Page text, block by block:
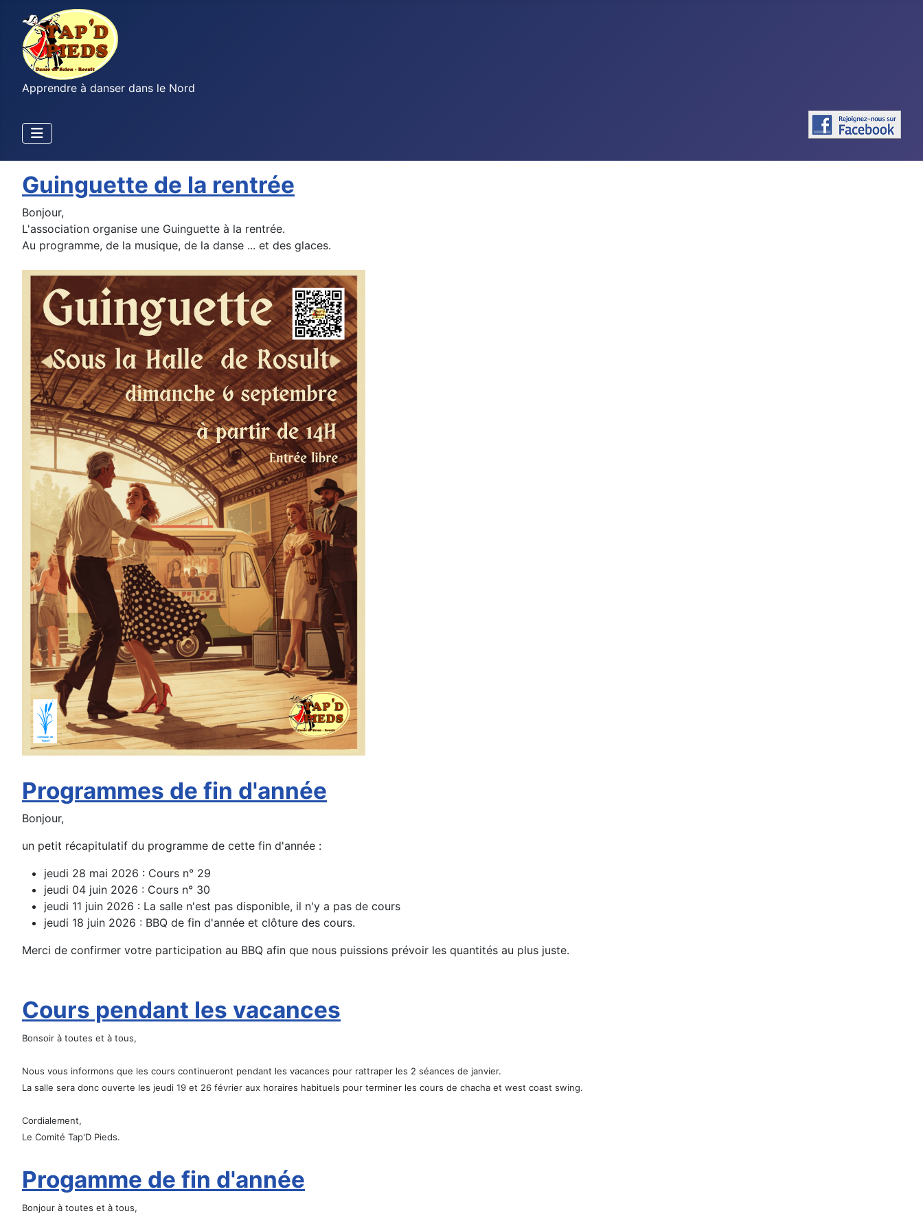
Apprendre à danser dans le Nord
Guinguette de la rentrée
Bonjour,
L'association organise une Guinguette à la rentrée.
Au programme, de la musique, de la danse ... et des glaces.
Programmes de fin d'année
Bonjour,
un petit récapitulatif du programme de cette fin d'année :
jeudi 28 mai 2026 : Cours n° 29
jeudi 04 juin 2026 : Cours n° 30
jeudi 11 juin 2026 : La salle n'est pas disponible, il n'y a pas de cours
jeudi 18 juin 2026 : BBQ de fin d'année et clôture des cours.
Merci de confirmer votre participation au BBQ afin que nous puissions prévoir les quantités au plus juste.
Cours pendant les vacances
Bonsoir à toutes et à tous,
Nous vous informons que les cours continueront pendant les vacances pour rattraper les 2 séances de janvier.
La salle sera donc ouverte les jeudi 19 et 26 février aux horaires habituels pour terminer les cours de chacha et west coast swing.
Cordialement,
Le Comité Tap'D Pieds.
Progamme de fin d'année
Bonjour à toutes et à tous,